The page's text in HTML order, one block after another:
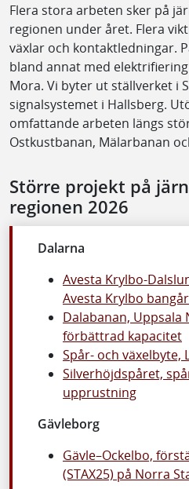
Flera stora arbeten sker på
regionen under året. Flera
växlar och kontaktledningar.
bland annat med
Mora. Vi byter ut ställverket i
signalsystemet i Hallsberg.
omfattande arbeten längs
Ostkustbanan, Mälarbanan
Större projekt på
regionen 2026
Dalarna
Avesta Krylbo-
Avesta Krylbo
Dalabanan, Uppsala
förbättrad kapacitet
Spår- och växelbyte,
Silverhöjdspåret,
upprustning
Gävleborg
Gävle–Ockelbo,
(STAX25) på Norra